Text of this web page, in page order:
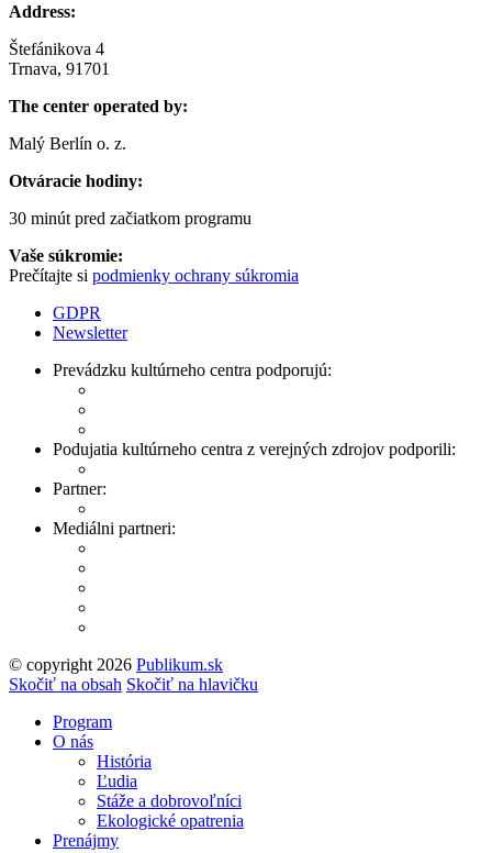
Address:
Štefánikova 4
Trnava, 91701
The center operated by:
Malý Berlín o. z.
Otváracie hodiny:
30 minút pred začiatkom programu
Vaše súkromie:
Prečítajte si podmienky ochrany súkromia
GDPR
Newsletter
Prevádzku kultúrneho centra podporujú:
Podujatia kultúrneho centra z verejných zdrojov podporili:
Partner:
Mediálni partneri:
© copyright 2026 Publikum.sk
Tvorba stránok: Enjoy
Skočiť na obsah Skočiť na hlavičku
Program
O nás
História
Ľudia
Stáže a dobrovoľníci
Ekologické opatrenia
Prenájmy